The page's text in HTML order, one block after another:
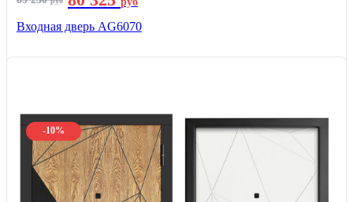
Входная дверь AG6070
-10%